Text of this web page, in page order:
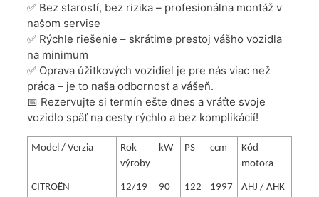
✅ Bez starostí, bez rizika – profesionálna montáž v
našom servise
✅ Rýchle riešenie – skrátime prestoj vášho vozidla
na minimum
✅ Oprava úžitkových vozidiel je pre nás viac než
práca – je to naša odbornosť a vášeň.
📅 Rezervujte si termín ešte dnes a vráťte svoje
vozidlo späť na cesty rýchlo a bez komplikácií!
Model / Verzia
Rok
výroby
kW PS ccm
Kód
motora
CITROËN
12/19
90 122 1997
AHJ / AHK